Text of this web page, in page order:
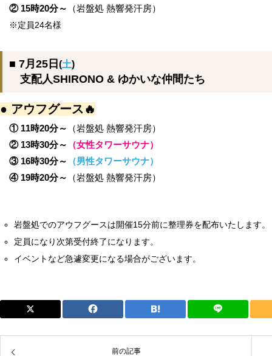
② 15時20分～
（岩盤処 熱響発汗房）
※定員24名様
■ 7月25日 (土)
支配人SHIRONO & ゆかいな仲間たち
● アウフグース🔥
① 11時20分～
（岩盤処 熱響発汗房）
② 13時30分～
（女性タワーサウナ）
③ 16時30分～
（男性タワーサウナ）
④ 19時20分～
（岩盤処 熱響発汗房）
岩盤処でのアウフグースは開催15分前に整理券を配布いたします。
定員になり次第受付終了になります。
イベントなど急遽変更になる場合がございます。
前の記事